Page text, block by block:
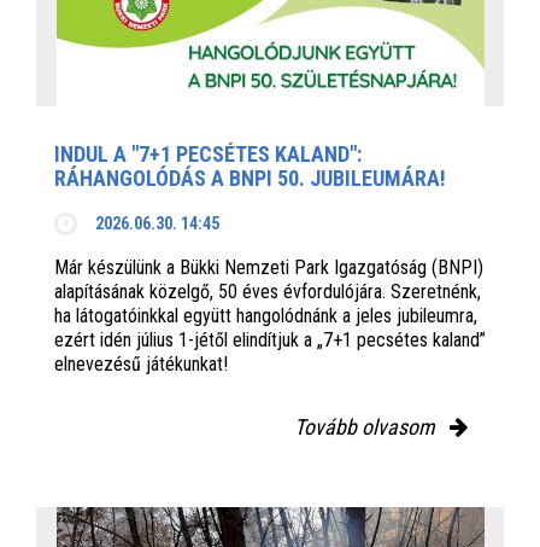
INDUL A "7+1 PECSÉTES KALAND":
RÁHANGOLÓDÁS A BNPI 50. JUBILEUMÁRA!
2026.06.30. 14:45
Már készülünk a Bükki Nemzeti Park Igazgatóság (BNPI)
alapításának közelgő, 50 éves évfordulójára. Szeretnénk,
ha látogatóinkkal együtt hangolódnánk a jeles jubileumra,
ezért idén július 1-jétől elindítjuk a „7+1 pecsétes kaland”
elnevezésű játékunkat!
Tovább olvasom